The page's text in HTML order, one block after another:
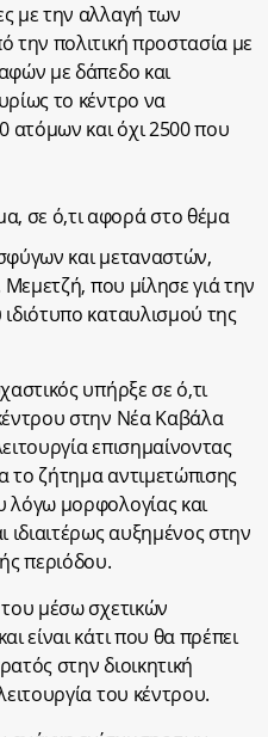
με την αλλαγή των
πολιτική προστασία με
με δάπεδο και
το κέντρο να
ατόμων και όχι 2500 που
σε ό,τι αφορά στο θέμα
και μεταναστών,
που μίλησε γιά την
καταυλισμού της
υπήρξε σε ό,τι
στην Νέα Καβάλα
επισημαίνοντας
το ζήτημα αντιμετώπισης
μορφολογίας και
ιδιαιτέρως αυξημένος στην
περιόδου.
μέσω σχετικών
είναι κάτι που θα πρέπει
στην διοικητική
του κέντρου.